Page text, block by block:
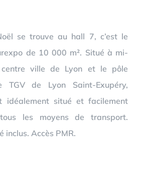
se trouve au hall 7, c’est le
de 10 000 m². Situé à mi-
ville de Lyon et le pôle
TGV de Lyon Saint-Exupéry,
idéalement situé et facilement
les moyens de transport.
inclus. Accès PMR.